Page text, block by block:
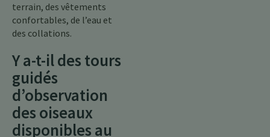
terrain, des vêtements
confortables, de l’eau et
des collations.
Y a-t-il des tours
guidés
d’observation
des oiseaux
disponibles au